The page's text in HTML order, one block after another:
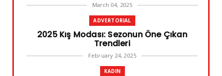
March 04, 2025
ADVERTORIAL
2025 Kış Modası: Sezonun Öne Çıkan
Trendleri
February 24, 2025
KADIN